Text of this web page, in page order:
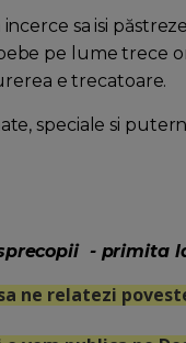
sa isi
pe lume trece
e trecatoare.
speciale si
- primita
ne relatezi